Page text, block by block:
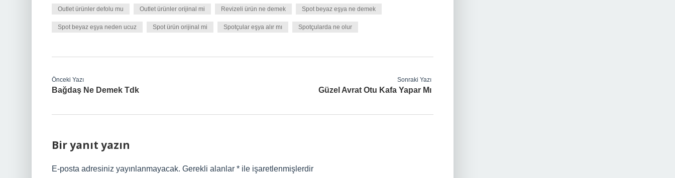
Outlet ürünler defolu mu Outlet ürünler orijinal mi Revizeli ürün ne demek Spot beyaz eşya ne demek
Spot beyaz eşya neden ucuz Spot ürün orijinal mi Spotçular eşya alır mı Spotçularda ne olur
Önceki Yazı
Bağdaş Ne Demek Tdk
Sonraki Yazı
Güzel Avrat Otu Kafa Yapar Mı
Bir yanıt yazın
E-posta adresiniz yayınlanmayacak. Gerekli alanlar * ile işaretlenmişlerdir